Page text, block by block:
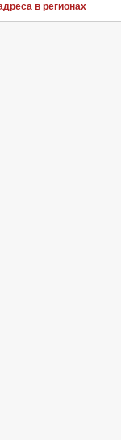
в регионах